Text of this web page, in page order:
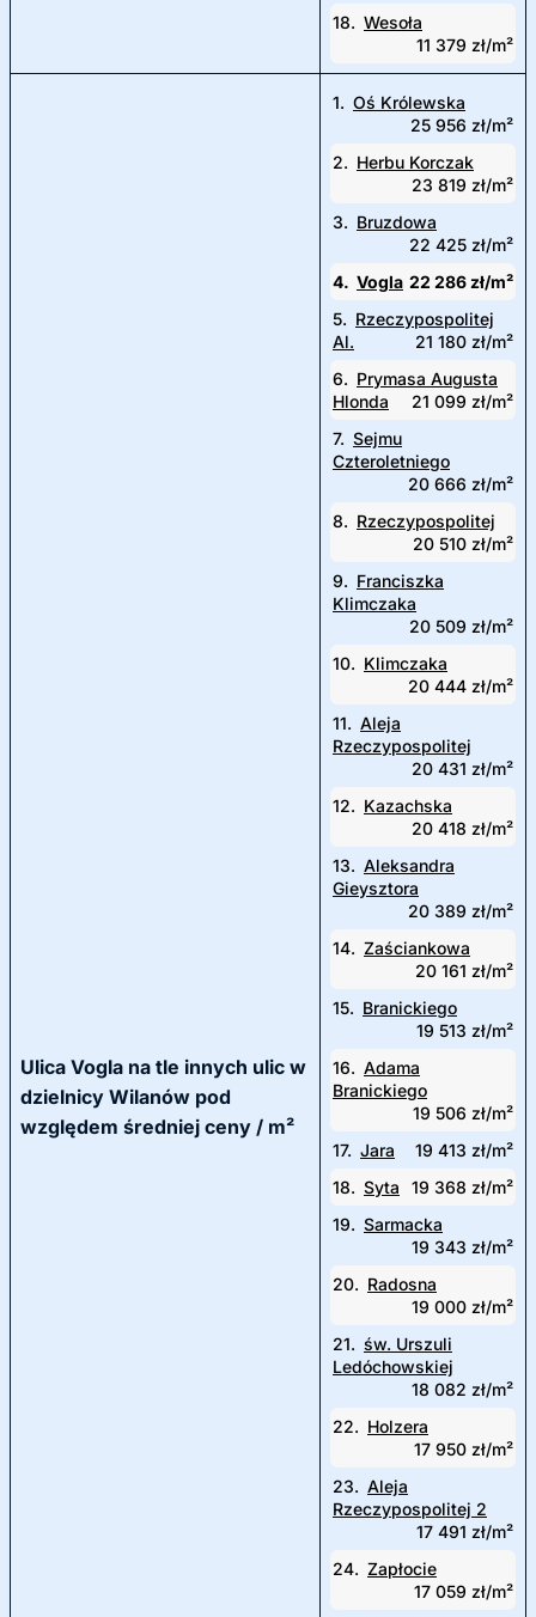
18. Wesoła
11 379 zł/m²
Ulica Vogla na tle innych ulic w
dzielnicy Wilanów pod
względem średniej ceny / m²
1. Oś Królewska
25 956 zł/m²
2. Herbu Korczak
23 819 zł/m²
3. Bruzdowa
22 425 zł/m²
4. Vogla 22 286 zł/m²
5. Rzeczypospolitej
Al.
21 180 zł/m²
6. Prymasa Augusta
Hlonda
21 099 zł/m²
7. Sejmu
Czteroletniego
20 666 zł/m²
8. Rzeczypospolitej
20 510 zł/m²
9. Franciszka
Klimczaka
20 509 zł/m²
10. Klimczaka
20 444 zł/m²
11. Aleja
Rzeczypospolitej
20 431 zł/m²
12. Kazachska
20 418 zł/m²
13. Aleksandra
Gieysztora
20 389 zł/m²
14. Zaściankowa
20 161 zł/m²
15. Branickiego
19 513 zł/m²
16. Adama
Branickiego
19 506 zł/m²
17. Jara
19 413 zł/m²
18. Syta
19 368 zł/m²
19. Sarmacka
19 343 zł/m²
20. Radosna
19 000 zł/m²
21. św. Urszuli
Ledóchowskiej
18 082 zł/m²
22. Holzera
17 950 zł/m²
23. Aleja
Rzeczypospolitej 2
17 491 zł/m²
24. Zapłocie
17 059 zł/m²